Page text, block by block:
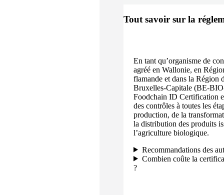
Tout savoir sur la
En tant qu’organisme de
agréé en Wallonie, en
flamande et dans la Région
Bruxelles-Capitale (BE-
Foodchain ID Certification
des contrôles à toutes les
production, de la
la distribution des produits
l’agriculture biologique.
Recommandations des
Combien coûte la
?